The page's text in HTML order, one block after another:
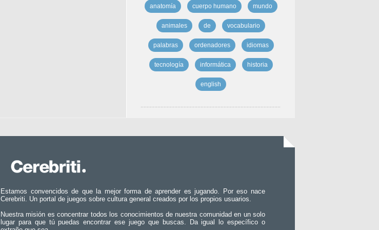
anatomía cuerpo humano mundo
animales de vocabulario
palabras ordenadores idiomas
tecnología informática historia
english
Estamos convencidos de que la mejor forma de aprender es jugando. Por eso nace
Cerebriti. Un portal de juegos sobre cultura general creados por los propios usuarios.
Nuestra misión es concentrar todos los conocimientos de nuestra comunidad en un solo
lugar para que tú puedas encontrar ese juego que buscas. Da igual lo específico o